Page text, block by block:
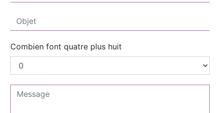
Combien font quatre plus huit